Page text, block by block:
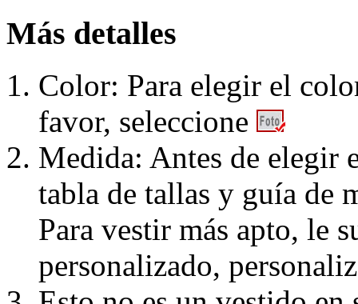
Más detalles
Color: Para elegir el
favor, seleccione
Medida: Antes de elegir
tabla de tallas y guía de
Para vestir más apto, le
personalizado,